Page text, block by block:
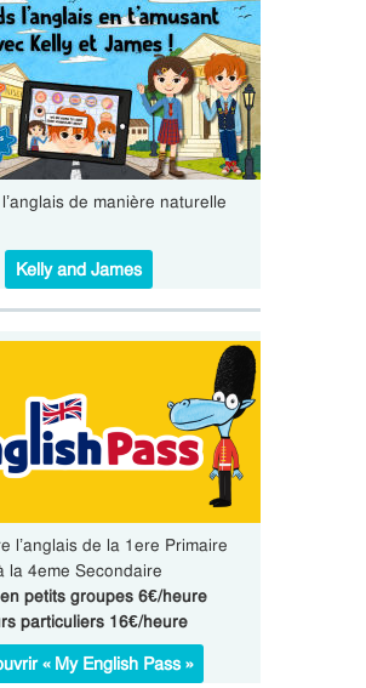
de manière naturelle
Kelly and James
l’anglais de la 1ere Primaire
la 4eme Secondaire
petits groupes 6€/heure
particuliers 16€/heure
« My English Pass »